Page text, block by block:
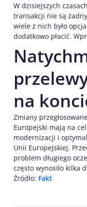
W dzisiejszych
transakcji nie są
wiele z nich było
dodatkowo płacić.
na
Zmiany
Europejski mają na
modernizacji i
Unii Europejskiej.
problem długiego
często wynosiło kilka
Źródło: Fakt